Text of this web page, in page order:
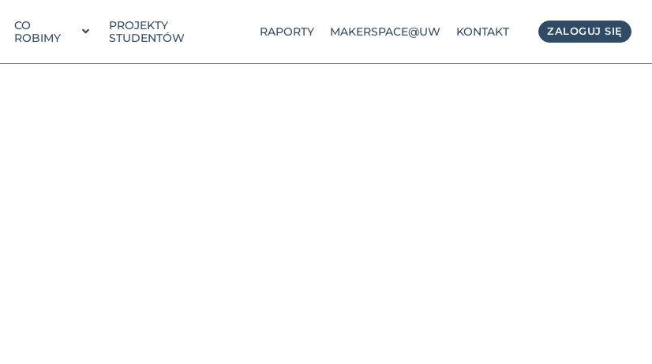
CO
ROBIMY
PROJEKTY
STUDENTÓW
RAPORTY MAKERSPACE@UW KONTAKT ZALOGUJ SIĘ